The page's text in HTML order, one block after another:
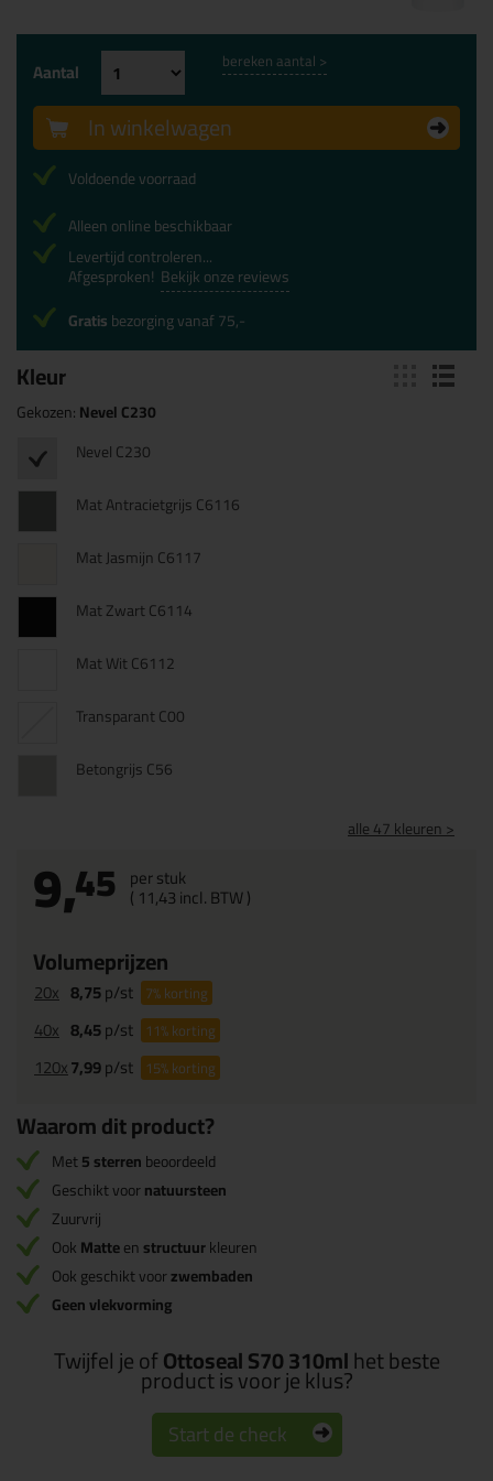
Kleur
Gekozen:Nevel C230
Nevel C230
Mat Antracietgrijs C6116
Mat Jasmijn C6117
Mat Zwart C6114
Mat Wit C6112
Transparant C00
Betongrijs C56
alle 47 kleuren >
9,45 per stuk
( 11,43incl. BTW )
Volumeprijzen
20x 8,75p/st 7%korting
40x 8,45p/st 11%korting
120x7,99p/st 15%korting
Aantal bereken aantal >
In winkelwagen
Voldoende voorraad
Alleen online beschikbaar
Levertijd controleren...
Afgesproken! Bekijk onze reviews
Gratisbezorging vanaf 75,-
Waarom dit product?
Met5 sterrenbeoordeeld
Geschikt voornatuursteen
Zuurvrij
OokMatteenstructuurkleuren
Ook geschikt voorzwembaden
Geen vlekvorming
Twijfel je ofOttoseal S70 310mlhet beste
product is voor je klus?
Start de check